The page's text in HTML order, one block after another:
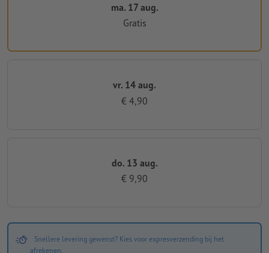
ma. 17 aug.
Gratis
vr. 14 aug.
€ 4,90
do. 13 aug.
€ 9,90
Snellere levering gewenst? Kies voor expresverzending bij het
afrekenen.